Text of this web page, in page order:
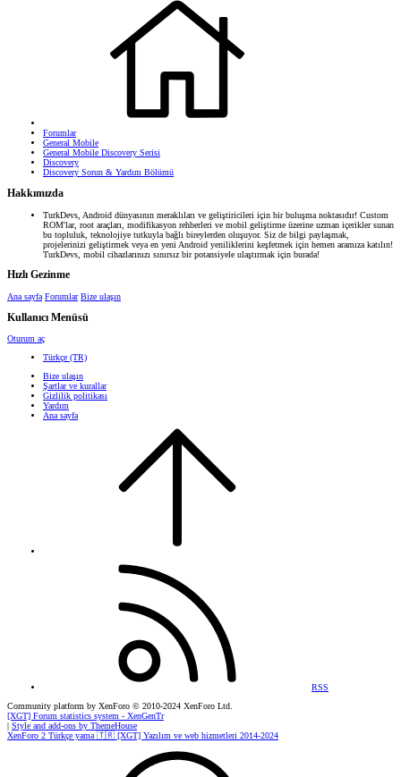
Forumlar
General Mobile
General Mobile Discovery Serisi
Discovery
Discovery Sorun & Yardım Bölümü
Hakkımızda
TurkDevs, Android dünyasının meraklıları ve geliştiricileri için bir buluşma noktasıdır! Custom
ROM'lar, root araçları, modifikasyon rehberleri ve mobil geliştirme üzerine uzman içerikler sunan
bu topluluk, teknolojiye tutkuyla bağlı bireylerden oluşuyor. Siz de bilgi paylaşmak,
projelerinizi geliştirmek veya en yeni Android yeniliklerini keşfetmek için hemen aramıza katılın!
TurkDevs, mobil cihazlarınızı sınırsız bir potansiyele ulaştırmak için burada!
Hızlı Gezinme
Ana sayfa Forumlar Bize ulaşın
Kullanıcı Menüsü
Oturum aç
Türkçe (TR)
Bize ulaşın
Şartlar ve kurallar
Gizlilik politikası
Yardım
Ana sayfa
RSS
Community platform by XenForo © 2010-2024 XenForo Ltd.
[XGT] Forum statistics system - XenGenTr
Style and add-ons by ThemeHouse
XenForo 2 Türkçe yama 🇹🇷 [XGT] Yazılım ve web hizmetleri 2014-2024